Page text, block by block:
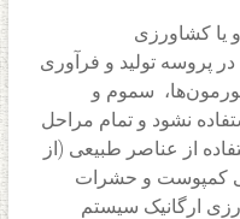
یا کشاورزی
پروسه تولید و فرآوری
سموم و
نشود و تمام مراحل
از عناصر طبیعی (از
کمپوست‌ و حشرات
ارگانیک سیستم